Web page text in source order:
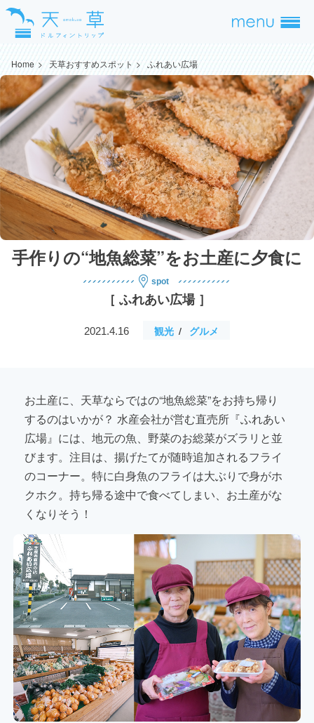
Home 天草おすすめスポット ふれあい広場
手作りの“地魚総菜”をお土産に夕食に
［ ふれあい広場 ］
2021.4.16 観光 グルメ
お土産に、天草ならではの“地魚総菜”をお持ち帰り
するのはいかが？ 水産会社が営む直売所『ふれあい
広場』には、地元の魚、野菜のお総菜がズラリと並
びます。注目は、揚げたてが随時追加されるフライ
のコーナー。特に白身魚のフライは大ぶりで身がホ
クホク。持ち帰る途中で食べてしまい、お土産がな
くなりそう！